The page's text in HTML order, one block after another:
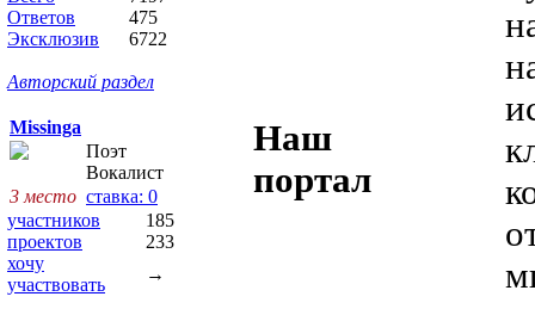
Ответов
475
Эксклюзив
6722
Авторский раздел
Missinga
Поэт
Вокалист
3 место ставка: 0
участников
185
проектов
233
хочу
участвовать
→
Наш
портал